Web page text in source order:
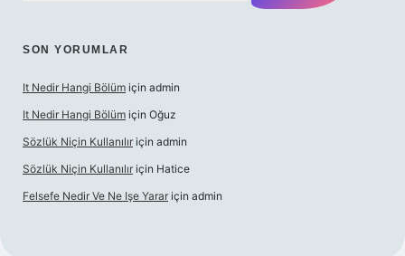
SON YORUMLAR
It Nedir Hangi Bölüm için admin
It Nedir Hangi Bölüm için Oğuz
Sözlük Niçin Kullanılır için admin
Sözlük Niçin Kullanılır için Hatice
Felsefe Nedir Ve Ne Işe Yarar için admin